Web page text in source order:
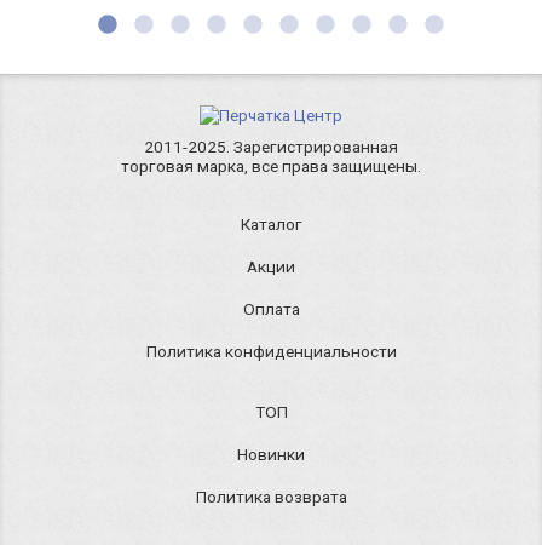
2011-2025. Зарегистрированная
торговая марка, все права защищены.
Каталог
Акции
Оплата
Политика конфиденциальности
ТОП
Новинки
Политика возврата